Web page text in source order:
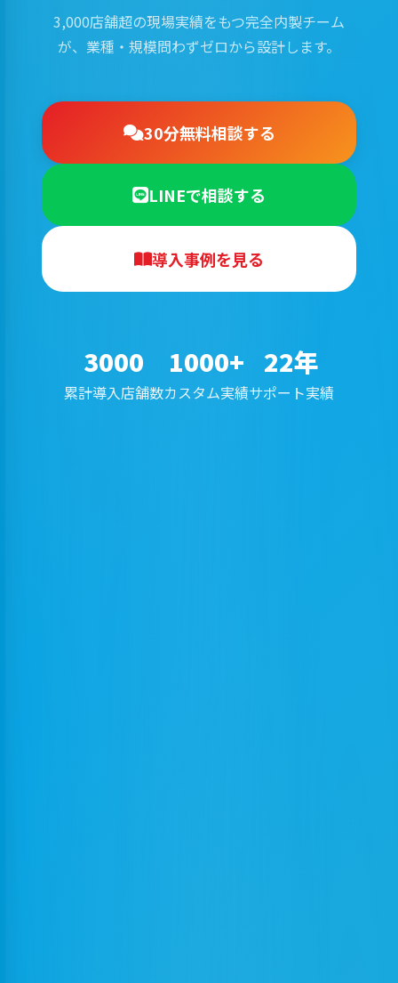
3,000店舗超の現場実績をもつ完全内製チーム
が、業種・規模問わずゼロから設計します。
30分無料相談する
LINEで相談する
導入事例を見る
3000
累計導入店舗数
1000+
カスタム実績
22年
サポート実績